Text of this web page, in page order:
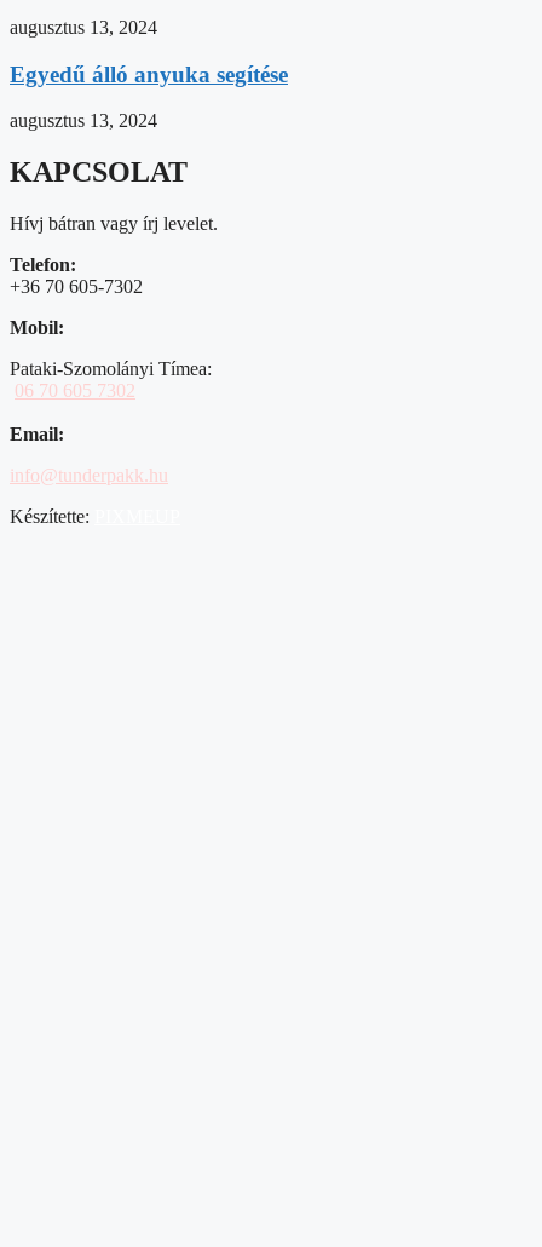
augusztus 13, 2024
Egyedű álló anyuka segítése
augusztus 13, 2024
KAPCSOLAT
Hívj bátran vagy írj levelet.
Telefon:
+36 70 605-7302
Mobil:
Pataki-Szomolányi Tímea:
06 70 605 7302
Email:
info@tunderpakk.hu
Készítette: